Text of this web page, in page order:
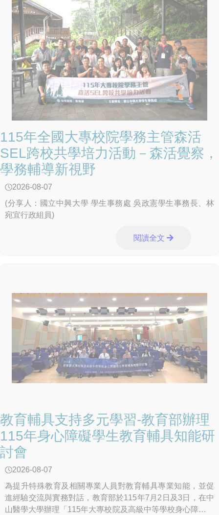
制推動各項反毒措施外，也應在尊重學校自主及兼顧師生權
益的前提下，持續與相關部會合作精進防制作為，包括全面
落實反毒宣導與通報機制、加強校園周邊熱點巡邏、強化學
校與警察機關校園安全支援協定、優化校園安全人力配置與
分工、提升尿液檢驗時效、強化家庭支持系統，以及精進少
年輔導委員會與校外會組織功能等，提升校園反毒量能。
季政委表示，政府持續推動「掃毒四道防線」，包括海外情
資整合、海巡查緝攔截、關務嚴查走私及境內偵防緝毒，除
強化查緝量能外，更應全面落實識毒及拒毒預防教育，完善
校園反毒防護網，提升學生辨識新興毒品危害的能力，維護
校園安全與學生健康。 季政委重申，政府打擊黑幫、反制
毒品的立場堅定，新興毒品防制是一項長期且持續性的工
作，無法僅由教育體系獨力完成。行政院將協調內政部警政
署、法務部及衛生福利部等相關機關，全力支援教育部建置
唾液快篩機制、強化情資整合與毒品溯源查緝，並完善後續
健康。 教育部表示，未來將持續深化與警政等相關機關的
跨部會合作及支援聯繫機制，督導各級學校落實校園反毒宣
導、特定人員清查篩檢、關懷輔導及校園周邊巡查等工作，
制條例》修正完成、法源完備後，將唾液快篩納入學校特定
115年全國大專校院學務主管森活
SEL跨校共學培力活動－森活覺察，
學務輔導新視野
2026-08-07
(分享人：國立中興大學 學生事務處 吳政憲學生事務長、林
宛宜行政組員)
閱讀全文
教育輔具支持多元學習-教育部辦理
115年身心障礙學生教育輔具知能研
討會
2026-08-07
為提升特殊教育及相關專業人員對教育輔具專業知能，並促
進經驗交流與實務對話，教育部於115年7月2日及3日，在中
山醫學大學辦理「115年大專校院及高級中等學校身心障礙學